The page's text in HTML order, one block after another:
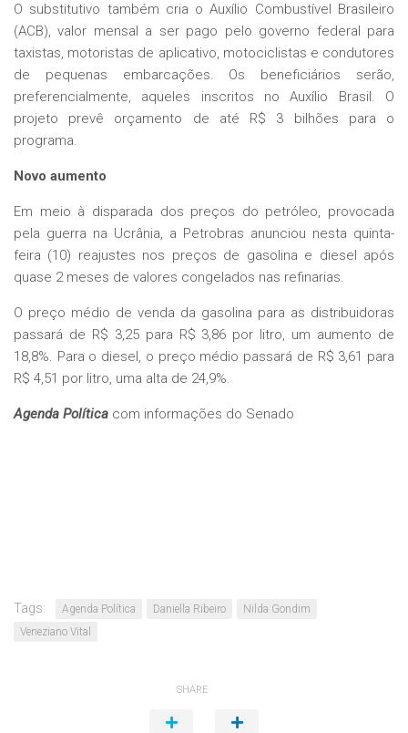
O substitutivo também cria o Auxílio Combustível Brasileiro
(ACB), valor mensal a ser pago pelo governo federal para
taxistas, motoristas de aplicativo, motociclistas e condutores
de pequenas embarcações. Os beneficiários serão,
preferencialmente, aqueles inscritos no Auxílio Brasil. O
projeto prevê orçamento de até R$ 3 bilhões para o
programa.
Novo aumento
Em meio à disparada dos preços do petróleo, provocada
pela guerra na Ucrânia, a Petrobras anunciou nesta quinta-
feira (10) reajustes nos preços de gasolina e diesel após
quase 2 meses de valores congelados nas refinarias.
O preço médio de venda da gasolina para as distribuidoras
passará de R$ 3,25 para R$ 3,86 por litro, um aumento de
18,8%. Para o diesel, o preço médio passará de R$ 3,61 para
R$ 4,51 por litro, uma alta de 24,9%.
Agenda Política com informações do Senado
Tags: Agenda Política Daniella Ribeiro
Nilda Gondim
Veneziano Vital
SHARE